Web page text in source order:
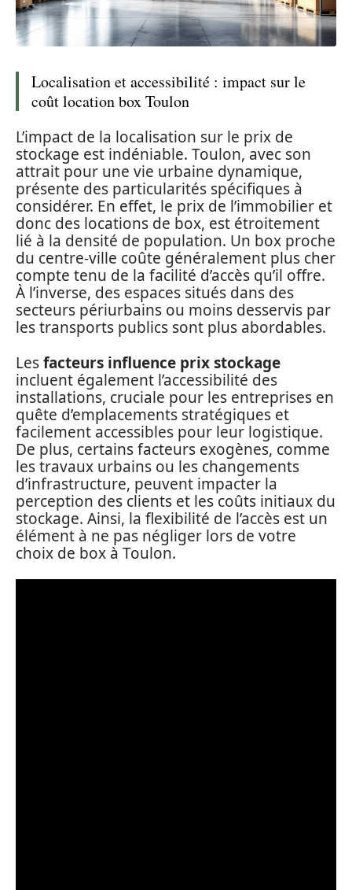
Localisation et accessibilité : impact sur le
coût location box Toulon
L’impact de la localisation sur le prix de
stockage est indéniable. Toulon, avec son
attrait pour une vie urbaine dynamique,
présente des particularités spécifiques à
considérer. En effet, le prix de l’immobilier et
donc des locations de box, est étroitement
lié à la densité de population. Un box proche
du centre-ville coûte généralement plus cher
compte tenu de la facilité d’accès qu’il offre.
À l’inverse, des espaces situés dans des
secteurs périurbains ou moins desservis par
les transports publics sont plus abordables.
Lesfacteurs influence prix stockage
incluent également l’accessibilité des
installations, cruciale pour les entreprises en
quête d’emplacements stratégiques et
facilement accessibles pour leur logistique.
De plus, certains facteurs exogènes, comme
les travaux urbains ou les changements
d’infrastructure, peuvent impacter la
perception des clients et les coûts initiaux du
stockage. Ainsi, la flexibilité de l’accès est un
élément à ne pas négliger lors de votre
choix de box à Toulon.